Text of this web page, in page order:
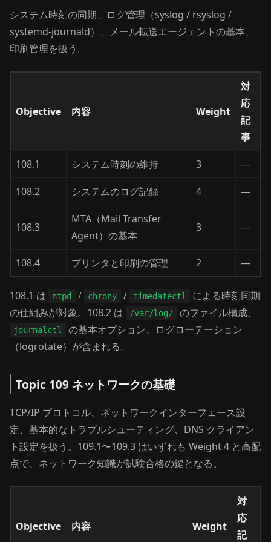
システム時刻の同期、ログ管理（syslog / rsyslog /
systemd-journald）、メール転送エージェントの基本、
印刷管理を扱う。
Objective 内容 Weight
対
応
記
事
108.1 システム時刻の維持 3 —
108.2 システムのログ記録 4 —
108.3
MTA（Mail Transfer
Agent）の基本
3 —
108.4 プリンタと印刷の管理 2 —
108.1 は ntpd / chrony / timedatectl
による時刻同期
の仕組みが対象。108.2 は
/var/log/ のファイル構成、
journalctl
の基本オプション、ログローテーション
（logrotate）が含まれる。
Topic 109 ネットワークの基礎
TCP/IP プロトコル、ネットワークインターフェース設
定、基本的なトラブルシューティング、DNS クライアン
ト設定を扱う。109.1〜109.3 はいずれも Weight 4 と高配
点で、ネットワーク知識が試験合格の鍵となる。
Objective 内容 Weight
対
応
記